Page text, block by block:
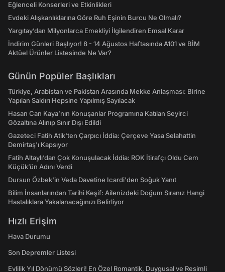
Eğlenceli Konserleri ve Etkinlikleri
Evdeki Alışkanlıklarına Göre Ruh Eşinin Burcu Ne Olmalı?
Yargıtay’dan Milyonlarca Emekliyi İlgilendiren Emsal Karar
İndirim Günleri Başlıyor! 8 - 14 Ağustos Haftasında A101 ve BİM
Aktüel Ürünler Listesinde Ne Var?
Günün Popüler Başlıkları
Türkiye, Arabistan ve Pakistan Arasında Mekke Anlaşması: Birine
Yapılan Saldırı Hepsine Yapılmış Sayılacak
Hasan Can Kaya’nın Konuşanlar Programına Katılan Seyirci
Gözaltına Alınıp Sınır Dışı Edildi
Gazeteci Fatih Atik'ten Çarpıcı İddia: Çerçeve Yasa Selahattin
Demirtaş'ı Kapsıyor
Fatih Altaylı’dan Çok Konuşulacak İddia: ROK İtirafçı Oldu Cem
Küçük’ün Adını Verdi
Dursun Özbek'in Veda Davetine Icardi'den Soğuk Yanıt
Bilim İnsanlarından Tarihi Keşif: Ailenizdeki Doğum Sıranız Hangi
Hastalıklara Yakalanacağınızı Belirliyor
Hızlı Erişim
Hava Durumu
Son Depremler Listesi
Evlilik Yıl Dönümü Sözleri! En Özel Romantik, Duygusal ve Resimli